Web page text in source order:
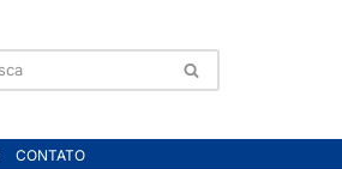
CONTATO